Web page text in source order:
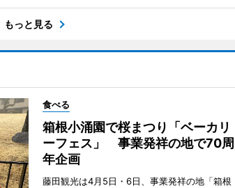
もっと見る
食べる
箱根小涌園で桜まつり「ベーカリ
ーフェス」 事業発祥の地で70周
年企画
藤田観光は4月5日・6日、事業発祥の地「箱根